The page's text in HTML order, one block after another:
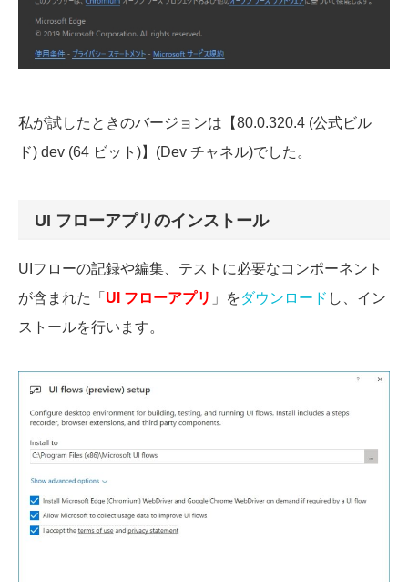
私が試したときのバージョンは【80.0.320.4 (公式ビル
ド) dev (64 ビット)】(Dev チャネル)でした。
UI フローアプリのインストール
UIフローの記録や編集、テストに必要なコンポーネント
が含まれた「 UI フローアプリ 」をダウンロード し、イン
ストールを行います。